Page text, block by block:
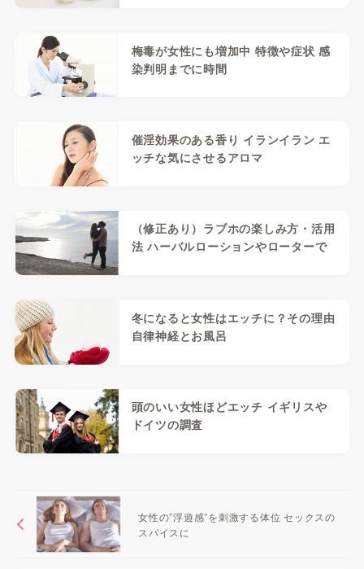
梅毒が女性にも増加中 特徴や症状 感
染判明までに時間
催淫効果のある香り イランイラン エ
ッチな気にさせるアロマ
（修正あり）ラブホの楽しみ方・活用
法 ハーバルローションやローターで
冬になると女性はエッチに？その理由
自律神経とお風呂
頭のいい女性ほどエッチ イギリスや
ドイツの調査
女性の”浮遊感”を刺激する体位 セックスの
スパイスに